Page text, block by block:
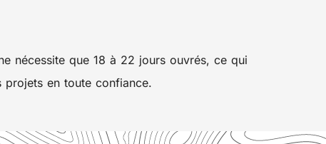
nécessite que 18 à 22 jours ouvrés, ce qui
projets en toute confiance.